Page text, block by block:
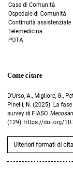
Case di Comunità
Ospedale di Comunità
Continuità assistenziale
Telemedicina
PDTA
Come citare
D’Urso, A., Migliore, G.,
Pinelli, N. (2025). La
survey di FIASO.
(129). https://doi.org/
Ulteriori formati di